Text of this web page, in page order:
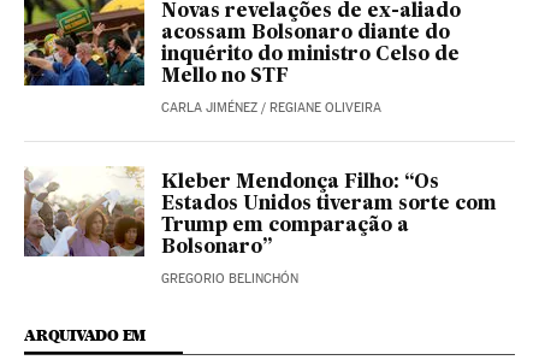
Novas revelações de ex-aliado
acossam Bolsonaro diante do
inquérito do ministro Celso de
Mello no STF
CARLA JIMÉNEZ / REGIANE OLIVEIRA
Kleber Mendonça Filho: “Os
Estados Unidos tiveram sorte com
Trump em comparação a
Bolsonaro”
GREGORIO BELINCHÓN
ARQUIVADO EM